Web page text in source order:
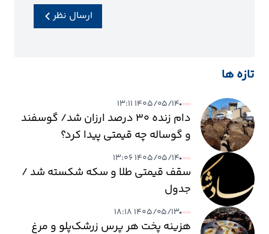
ارسال نظر
تازه ها
۱۴۰۵/۰۵/۱۴ ۱۳:۱۱
دام زنده ۳۰ درصد ارزان شد/ گوسفند
و گوساله چه قیمتی پیدا کرد؟
۱۴۰۵/۰۵/۱۴ ۱۳:۰۶
سقف قیمتی طلا و سکه شکسته شد /
جدول
۱۴۰۵/۰۵/۱۳ ۱۸:۱۸
هزینه پخت هر پرس زرشک‌پلو و مرغ